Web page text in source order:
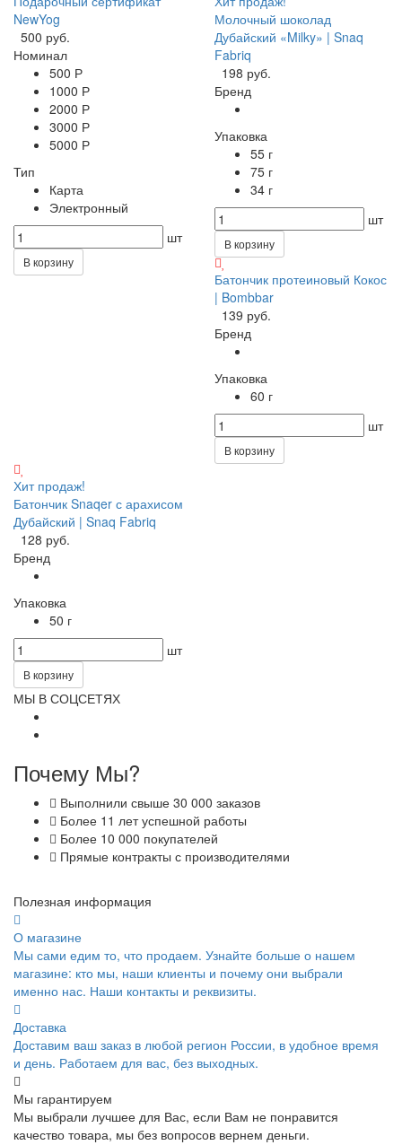
NewYog
500 руб.
Номинал
500 Р
1000 Р
2000 Р
3000 Р
5000 Р
Тип
Карта
Электронный
шт
В корзину
Молочный шоколад
Дубайский «Milky» | Snaq
Fabriq
198 руб.
Бренд
Упаковка
55 г
75 г
34 г
шт
В корзину
Батончик протеиновый Кокос
| Bombbar
139 руб.
Бренд
Упаковка
60 г
шт
В корзину
Хит продаж!
Батончик Snaqer с арахисом
Дубайский | Snaq Fabriq
128 руб.
Бренд
Упаковка
50 г
шт
В корзину
МЫ В СОЦСЕТЯХ
Почему Мы?
Выполнили свыше 30 000 заказов
Более 11 лет успешной работы
Более 10 000 покупателей
Прямые контракты с производителями
Полезная информация
О магазине
Мы сами едим то, что продаем. Узнайте больше о нашем
магазине: кто мы, наши клиенты и почему они выбрали
именно нас. Наши контакты и реквизиты.
Доставка
Доставим ваш заказ в любой регион России, в удобное время
и день. Работаем для вас, без выходных.
Мы гарантируем
Мы выбрали лучшее для Вас, если Вам не понравится
качество товара, мы без вопросов вернем деньги.